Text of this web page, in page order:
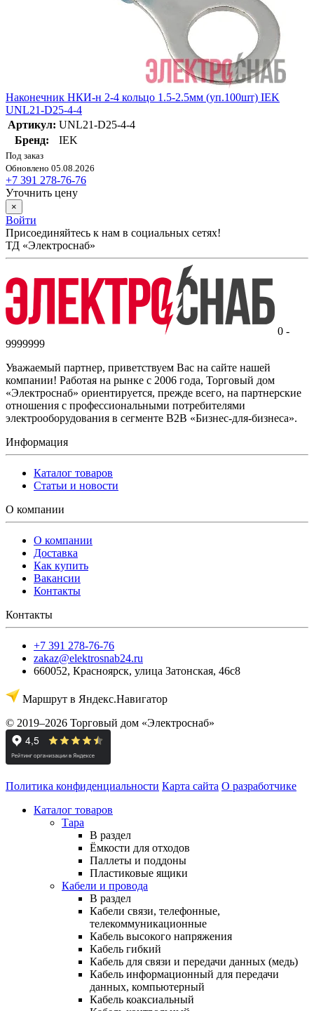
Наконечник НКИ-н 2-4 кольцо 1.5-2.5мм (уп.100шт) IEK
UNL21-D25-4-4
Артикул: UNL21-D25-4-4
Бренд:
IEK
Под заказ
Обновлено 05.08.2026
+7 391 278-76-76
Уточнить цену
×
Войти
Присоединяйтесь к нам в социальных сетях!
ТД «Электроснаб»
0 -
9999999
Уважаемый партнер, приветствуем Вас на сайте нашей
компании! Работая на рынке с 2006 года, Торговый дом
«Электроснаб» ориентируется, прежде всего, на партнерские
отношения с профессиональными потребителями
электрооборудования в сегменте B2B «Бизнес-для-бизнеса».
Информация
Каталог товаров
Статьи и новости
О компании
О компании
Доставка
Как купить
Вакансии
Контакты
Контакты
+7 391 278-76-76
zakaz@elektrosnab24.ru
660052, Красноярск, улица Затонская, 46с8
Маршрут в Яндекс.Навигатор
© 2019–2026 Торговый дом «Электроснаб»
Политика конфиденциальности Карта сайта О разработчике
Каталог товаров
Тара
В раздел
Ёмкости для отходов
Паллеты и поддоны
Пластиковые ящики
Кабели и провода
В раздел
Кабели связи, телефонные,
телекоммуникационные
Кабель высокого напряжения
Кабель гибкий
Кабель для связи и передачи данных (медь)
Кабель информационный для передачи
данных, компьютерный
Кабель коаксиальный